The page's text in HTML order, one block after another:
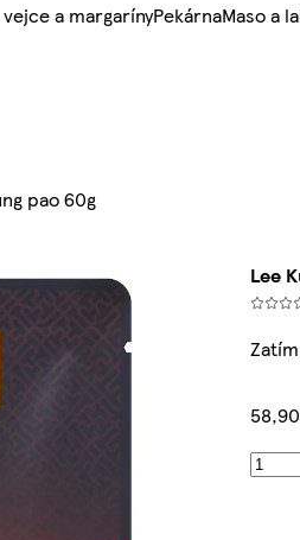
a margarínyPekárnaMaso a
pao 60g
Lee